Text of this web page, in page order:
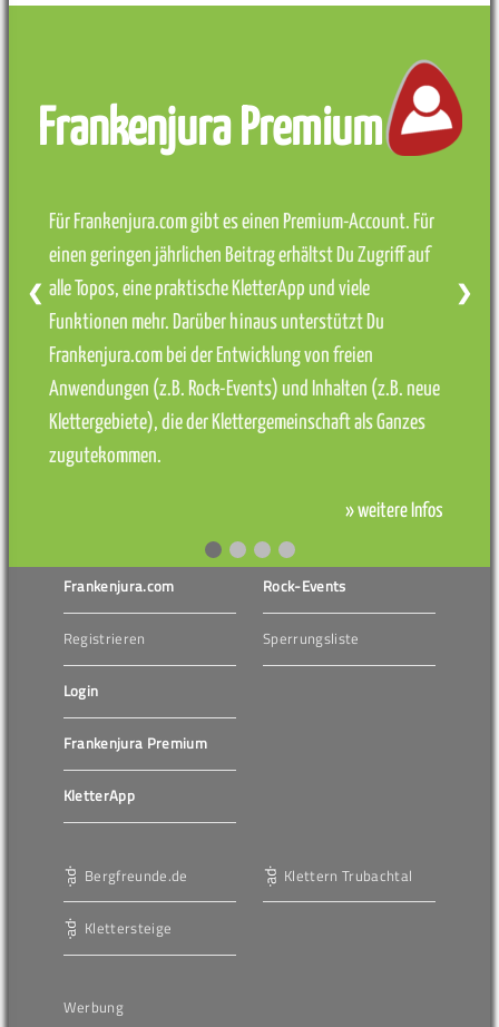
Frankenjura Premium
Für Frankenjura.com gibt es einen Premium-Account. Für
einen geringen jährlichen Beitrag erhältst Du Zugriff auf
alle Topos, eine praktische KletterApp und viele
Funktionen mehr. Darüber hinaus unterstützt Du
Frankenjura.com bei der Entwicklung von freien
Anwendungen (z.B. Rock-Events) und Inhalten (z.B. neue
Klettergebiete), die der Klettergemeinschaft als Ganzes
zugutekommen.
» weitere Infos
❮ ❯
Frankenjura.com
Registrieren
Login
Frankenjura Premium
KletterApp
Rock-Events
Sperrungsliste
Bergfreunde.de
Klettersteige
Klettern Trubachtal
Werbung